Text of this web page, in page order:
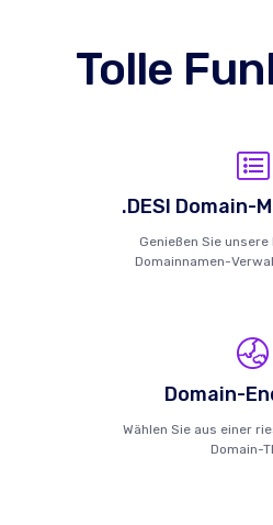
Tolle
.DESI Domain-
Genießen Sie
Domainnamen-
Domain-
Wählen Sie aus einer
Domain-